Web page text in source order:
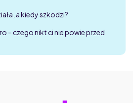
a kiedy szkodzi?
– czego nikt ci nie powie przed